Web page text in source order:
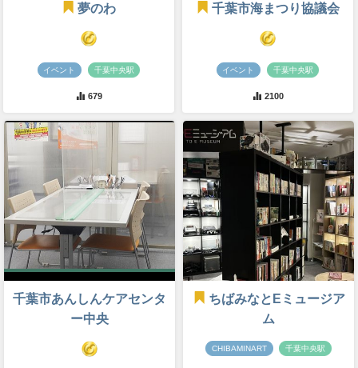
夢のわ
イベント 千葉中央駅
679
千葉市海まつり協議会
イベント 千葉中央駅
2100
千葉市あんしんケアセンタ
ー中央
ちばみなとEミュージア
ム
CHIBAMINART 千葉中央駅